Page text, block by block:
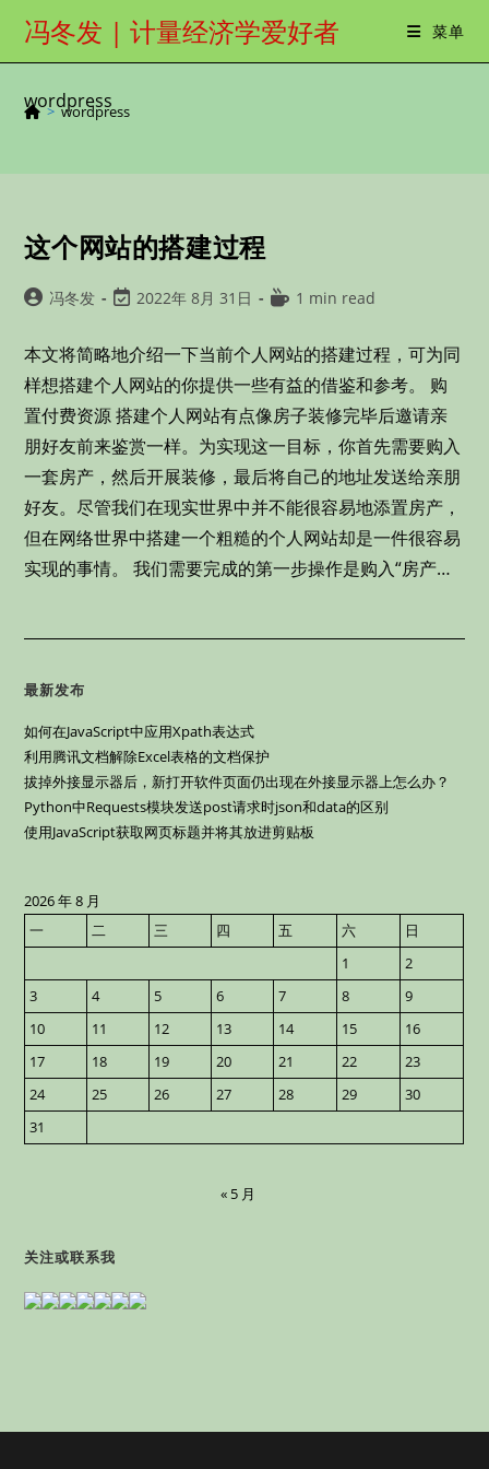
content
冯冬发 | 计量经济学爱好者 菜单
wordpress
> wordpress
这个网站的搭建过程
Post冯冬发
Post
modified:
2022年 8月 31日
Reading
1 min read
本文将简略地介绍一下当前个人网站的搭建过程，可为同
样想搭建个人网站的你提供一些有益的借鉴和参考。 购
置付费资源 搭建个人网站有点像房子装修完毕后邀请亲
朋好友前来鉴赏一样。为实现这一目标，你首先需要购入
一套房产，然后开展装修，最后将自己的地址发送给亲朋
好友。尽管我们在现实世界中并不能很容易地添置房产，
但在网络世界中搭建一个粗糙的个人网站却是一件很容易
实现的事情。 我们需要完成的第一步操作是购入“房产…
最新发布
如何在JavaScript中应用Xpath表达式
利用腾讯文档解除Excel表格的文档保护
拔掉外接显示器后，新打开软件页面仍出现在外接显示器上怎么办？
Python中Requests模块发送post请求时json和data的区别
使用JavaScript获取网页标题并将其放进剪贴板
2026 年 8 月
一
二 三 四 五 六
日
1
2
3
4 5 6 7 8
9
10
11 12 13 14 15
16
17
18 19 20 21 22
23
24
25 26 27 28 29
30
31
« 5 月
关注或联系我